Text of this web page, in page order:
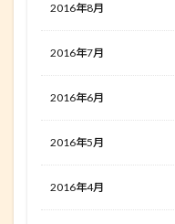
2016年8月
2016年7月
2016年6月
2016年5月
2016年4月